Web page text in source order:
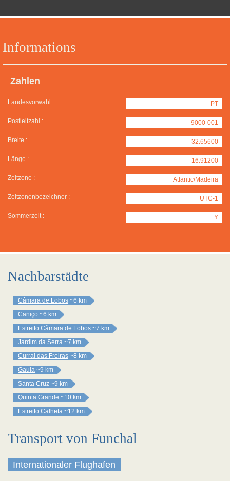
Informations
Zahlen
Landesvorwahl : PT
Postleitzahl : 9000-001
Breite : 32.65600
Länge : -16.91200
Zeitzone : Atlantic/Madeira
Zeitzonenbezeichner : UTC-1
Sommerzeit : Y
Nachbarstädte
Câmara de Lobos ~6 km
Caniço ~6 km
Estreito Câmara de Lobos ~7 km
Jardim da Serra ~7 km
Curral das Freiras ~8 km
Gaula ~9 km
Santa Cruz ~9 km
Quinta Grande ~10 km
Estreito Calheta ~12 km
Transport von Funchal
Internationaler Flughafen